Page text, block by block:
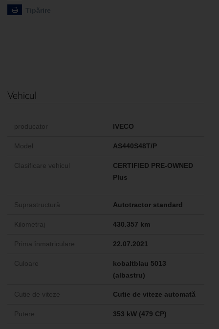
Tipărire
Vehicul
producator IVECO
Model AS440S48T/P
Clasificare vehicul
CERTIFIED PRE-OWNED
Plus
Suprastructură Autotractor standard
Kilometraj 430.357 km
Prima înmatriculare 22.07.2021
Culoare
kobaltblau 5013
(albastru)
Cutie de viteze Cutie de viteze automată
Putere 353 kW (479 CP)